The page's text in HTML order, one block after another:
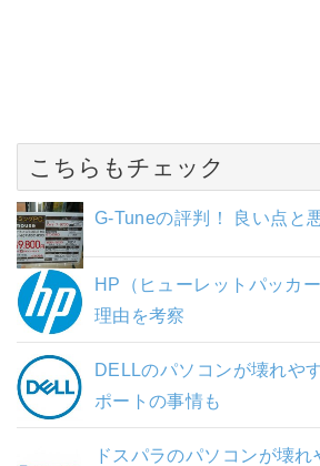
こちらもチェック
G-Tuneの評判！ 良い点と
HP（ヒューレットパッカ
理由を考察
DELLのパソコンが壊れや
ポートの事情も
ドスパラのパソコンが壊